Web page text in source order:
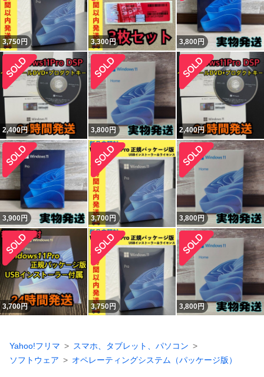
3,750円 3,300円 3,800円
2,400円 3,800円 2,400円
3,900円 3,700円 3,800円
3,700円 3,750円 3,800円
Yahoo!フリマ
スマホ、タブレット、パソコン
ソフトウェア
オペレーティングシステム（パッケージ版）